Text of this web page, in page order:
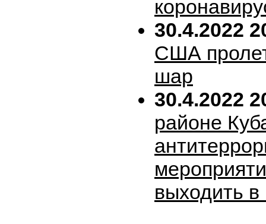
30.4.2022
США
шар
30.4.2022
районе
выходить